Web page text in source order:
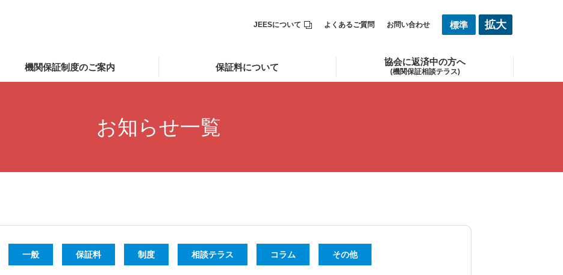
JEESについて よくあるご質問 お問い合わせ 標準 拡大
機関保証制度のご案内 保証料について
協会に返済中の方へ
(機関保証相談テラス)
お知らせ一覧
一般 保証料 制度 相談テラス コラム その他